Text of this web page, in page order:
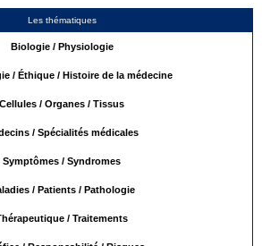
Les thématiques
Biologie / Physiologie
/ Éthique / Histoire de la médecine
Cellules / Organes / Tissus
/ Spécialités médicales
Symptômes / Syndromes
/ Patients / Pathologie
/ Traitements